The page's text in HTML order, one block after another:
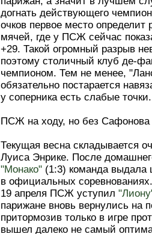
догнать действующего
очков первое место
мячей, где у ПСЖ сейчас
+29. Такой огромный разрыв
поэтому столичный клуб де-
чемпионом. Тем не менее,
обязательно постарается
у соперника есть слабые точки.
ПСЖ на ходу, но без Сафонова
Текущая весна складывается
Луиса Энрике. После
"Монако" (1:3) команда
в официальных
19 апреля ПСЖ уступил
парижане вновь вернулись на
притормозив только в игре
вышел далеко не самый